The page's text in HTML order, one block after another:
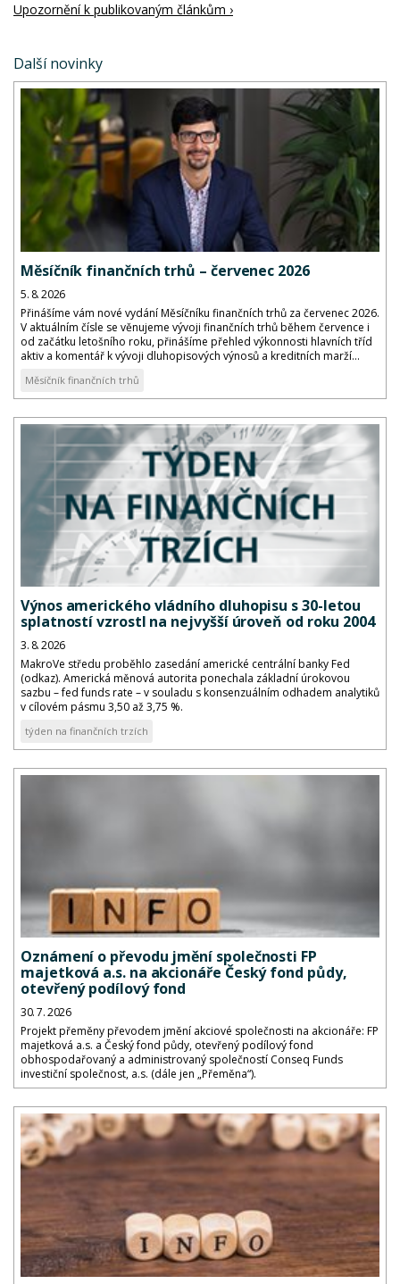
Upozornění k publikovaným článkům ›
Další novinky
Měsíčník finančních trhů – červenec 2026
5. 8. 2026
Přinášíme vám nové vydání Měsíčníku finančních trhů za červenec 2026.
V aktuálním čísle se věnujeme vývoji finančních trhů během července i
od začátku letošního roku, přinášíme přehled výkonnosti hlavních tříd
aktiv a komentář k vývoji dluhopisových výnosů a kreditních marží...
Měsíčník finančních trhů
Výnos amerického vládního dluhopisu s 30-letou
splatností vzrostl na nejvyšší úroveň od roku 2004
3. 8. 2026
MakroVe středu proběhlo zasedání americké centrální banky Fed
(odkaz). Americká měnová autorita ponechala základní úrokovou
sazbu – fed funds rate – v souladu s konsenzuálním odhadem analytiků
v cílovém pásmu 3,50 až 3,75 %.
týden na finančních trzích
Oznámení o převodu jmění společnosti FP
majetková a.s. na akcionáře Český fond půdy,
otevřený podílový fond
30. 7. 2026
Projekt přeměny převodem jmění akciové společnosti na akcionáře: FP
majetková a.s. a Český fond půdy, otevřený podílový fond
obhospodařovaný a administrovaný společností Conseq Funds
investiční společnost, a.s. (dále jen „Přeměna“).